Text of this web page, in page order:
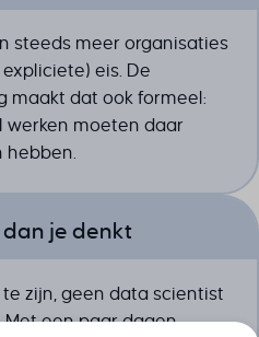
steeds meer organisaties
eis. De
maakt dat ook formeel:
werken moeten daar
hebben.
je denkt
zijn, geen data scientist
een paar dagen